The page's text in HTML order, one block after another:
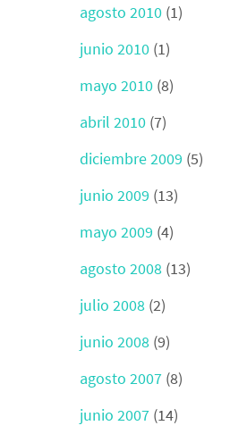
agosto 2010 (1)
junio 2010 (1)
mayo 2010 (8)
abril 2010 (7)
diciembre 2009 (5)
junio 2009 (13)
mayo 2009 (4)
agosto 2008 (13)
julio 2008 (2)
junio 2008 (9)
agosto 2007 (8)
junio 2007 (14)